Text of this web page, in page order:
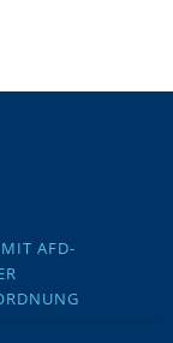
AFD-